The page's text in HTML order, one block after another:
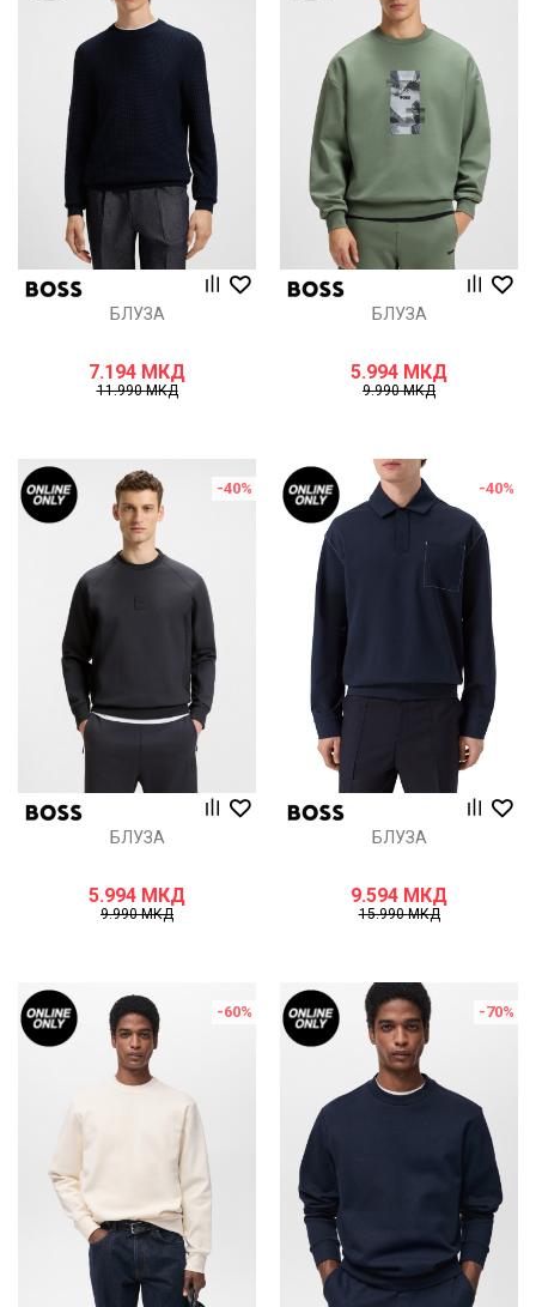
БЛУЗА
7.194 МКД
11.990МКД
БЛУЗА
5.994 МКД
9.990МКД
-40%
БЛУЗА
5.994 МКД
9.990МКД
-40%
БЛУЗА
9.594 МКД
15.990МКД
-60% -70%